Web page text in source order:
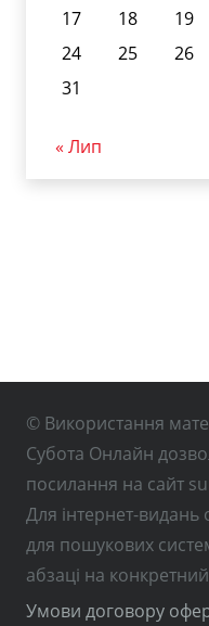
17
18 19
24
25 26
31
« Лип
© Використання
Субота Онлайн
посилання на сайт
Для інтернет-видань
для пошукових
абзаці на
Умови договору